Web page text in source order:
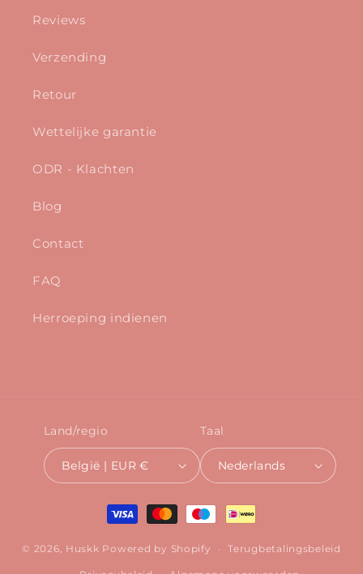
Reviews
Verzending
Retour
Wettelijke garantie
ODR - Klachten
Blog
Contact
FAQ
Herroeping indienen
Land/regio
België | EUR €
Taal
Nederlands
Betaalmethoden
© 2026, Huskk Powered by Shopify Terugbetalingsbeleid